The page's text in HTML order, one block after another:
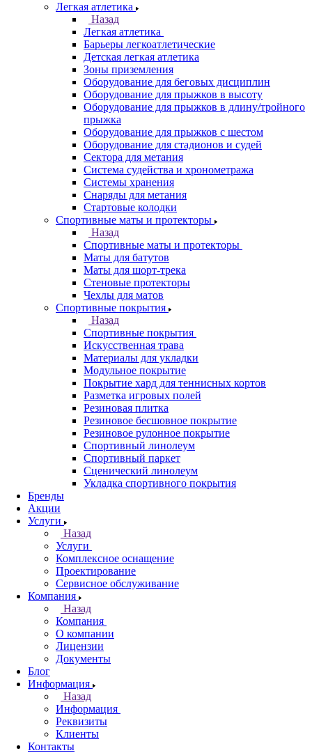
Легкая атлетика
Назад
Легкая атлетика
Барьеры легкоатлетические
Детская легкая атлетика
Зоны приземления
Оборудование для беговых дисциплин
Оборудование для прыжков в высоту
Оборудование для прыжков в длину/тройного
прыжка
Оборудование для прыжков с шестом
Оборудование для стадионов и судей
Сектора для метания
Система судейства и хронометража
Системы хранения
Снаряды для метания
Стартовые колодки
Спортивные маты и протекторы
Назад
Спортивные маты и протекторы
Маты для батутов
Маты для шорт-трека
Стеновые протекторы
Чехлы для матов
Спортивные покрытия
Назад
Спортивные покрытия
Искусственная трава
Материалы для укладки
Модульное покрытие
Покрытие хард для теннисных кортов
Разметка игровых полей
Резиновая плитка
Резиновое бесшовное покрытие
Резиновое рулонное покрытие
Спортивный линолеум
Спортивный паркет
Сценический линолеум
Укладка спортивного покрытия
Бренды
Акции
Услуги
Назад
Услуги
Комплексное оснащение
Проектирование
Сервисное обслуживание
Компания
Назад
Компания
О компании
Лицензии
Документы
Блог
Информация
Назад
Информация
Реквизиты
Клиенты
Контакты